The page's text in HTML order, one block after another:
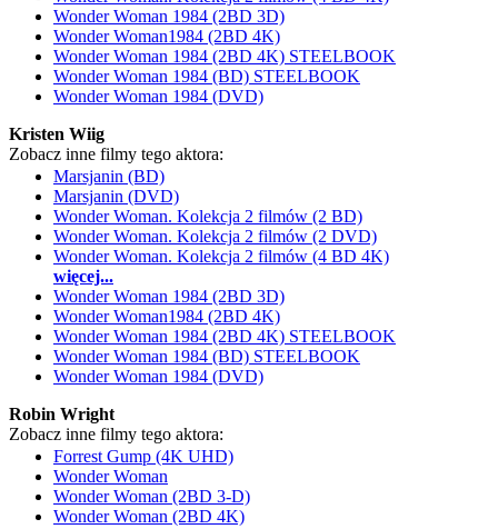
Wonder Woman 1984 (2BD 3D)
Wonder Woman1984 (2BD 4K)
Wonder Woman 1984 (2BD 4K) STEELBOOK
Wonder Woman 1984 (BD) STEELBOOK
Wonder Woman 1984 (DVD)
Kristen Wiig
Zobacz inne filmy tego aktora:
Marsjanin (BD)
Marsjanin (DVD)
Wonder Woman. Kolekcja 2 filmów (2 BD)
Wonder Woman. Kolekcja 2 filmów (2 DVD)
Wonder Woman. Kolekcja 2 filmów (4 BD 4K)
więcej...
Wonder Woman 1984 (2BD 3D)
Wonder Woman1984 (2BD 4K)
Wonder Woman 1984 (2BD 4K) STEELBOOK
Wonder Woman 1984 (BD) STEELBOOK
Wonder Woman 1984 (DVD)
Robin Wright
Zobacz inne filmy tego aktora:
Forrest Gump (4K UHD)
Wonder Woman
Wonder Woman (2BD 3-D)
Wonder Woman (2BD 4K)